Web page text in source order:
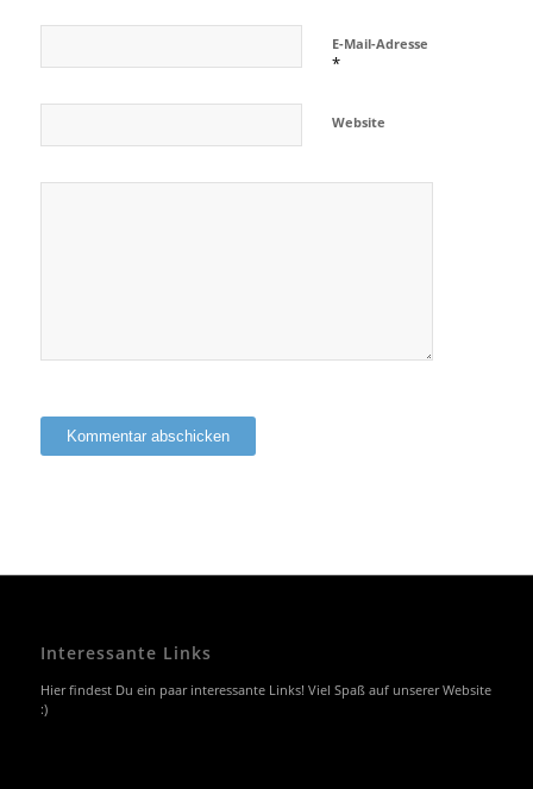
E-Mail-Adresse
*
Website
Interessante Links
Hier findest Du ein paar interessante Links! Viel Spaß auf unserer Website
:)